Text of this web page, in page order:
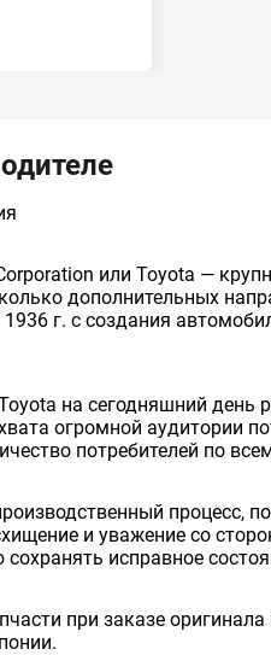
или Toyota —
дополнительных
1936 г. с создания
на сегодняшний
огромной аудитории
потребителей по
процесс,
и уважение со
сохранять исправное
при заказе